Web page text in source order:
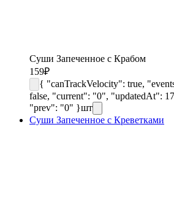
Суши Запеченное с Крабом
159₽
{ "canTrackVelocity": true,
false, "current": "0", "updatedAt":
"prev": "0" }шт
Суши Запеченное с Креветками